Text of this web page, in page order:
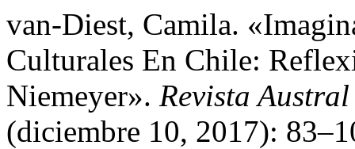
van-Diest, Camila.
Culturales En Chile:
Niemeyer». Revista
(diciembre 10, 2017):